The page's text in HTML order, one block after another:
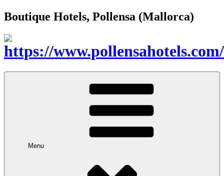
Boutique Hotels, Pollensa (Mallorca)
Menu